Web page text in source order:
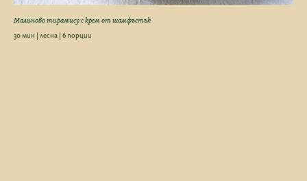
Малиново тирамису с крем от шамфъстък
30 мин | лесна | 6 порции